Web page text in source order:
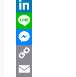
Bluesky
LinkedIn
Line
Messenger
Copy